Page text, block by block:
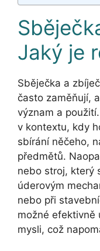
Jaký je
Sběječka a
často zaměňují,
význam a
v kontextu, kdy
sbírání něčeho,
předmětů.
nebo stroj, který
úderovým
nebo při
možné efektivně
mysli, což